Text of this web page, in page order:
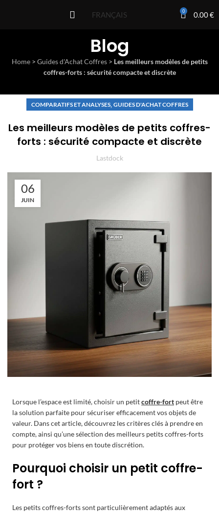
FRANÇAIS 0 0.00€
Blog
Home> Guides d'Achat Coffres> Les meilleurs modèles de petits
coffres-forts : sécurité compacte et discrète
COMPARATIFS ET ANALYSES, GUIDES D'ACHAT COFFRES
Les meilleurs modèles de petits coffres-
forts : sécurité compacte et discrète
Lastdock
06
JUIN
Lorsque l’espace est limité, choisir un petitcoffre-fort peut être
la solution parfaite pour sécuriser efficacement vos objets de
valeur. Dans cet article, découvrez les critères clés à prendre en
compte, ainsi qu’une sélection des meilleurs petits coffres-forts
pour protéger vos biens en toute discrétion.
Pourquoi choisir un petit coffre-
fort ?
Les petits coffres-forts sont particulièrement adaptés aux